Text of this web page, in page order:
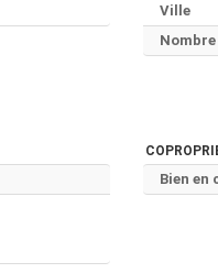
Ville
Bien en